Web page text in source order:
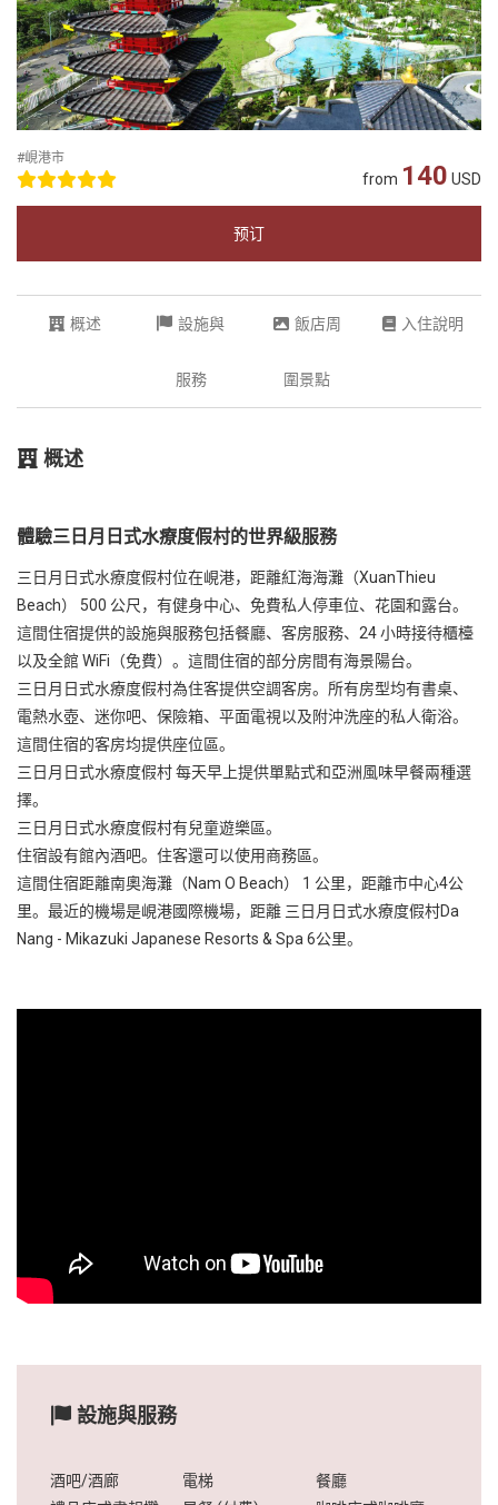
#峴港市
from 140 USD
预订
概述 設施與
服務
飯店周
圍景點
入住說明
概述
體驗三日月日式水療度假村的世界級服務
三日月日式水療度假村位在峴港，距離紅海海灘（XuanThieu
Beach） 500 公尺，有健身中心、免費私人停車位、花園和露台。
這間住宿提供的設施與服務包括餐廳、客房服務、24 小時接待櫃檯
以及全館 WiFi（免費）。這間住宿的部分房間有海景陽台。
三日月日式水療度假村為住客提供空調客房。所有房型均有書桌、
電熱水壺、迷你吧、保險箱、平面電視以及附沖洗座的私人衛浴。
這間住宿的客房均提供座位區。
三日月日式水療度假村 每天早上提供單點式和亞洲風味早餐兩種選
擇。
三日月日式水療度假村有兒童遊樂區。
住宿設有館內酒吧。住客還可以使用商務區。
這間住宿距離南奧海灘（Nam O Beach） 1 公里，距離市中心4公
里。最近的機場是峴港國際機場，距離 三日月日式水療度假村Da
Nang - Mikazuki Japanese Resorts & Spa 6公里。
設施與服務
酒吧/酒廊 電梯
餐廳